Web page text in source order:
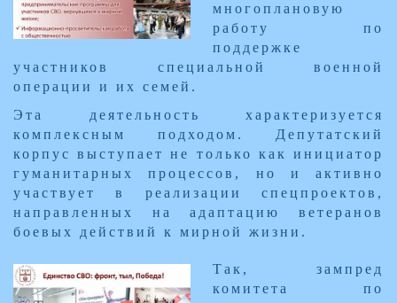
многоплановую
работу по
поддержке
участников специальной военной
операции и их семей.
Эта деятельность характеризуется
комплексным подходом. Депутатский
корпус выступает не только как инициатор
гуманитарных процессов, но и активно
участвует в реализации спецпроектов,
направленных на адаптацию ветеранов
боевых действий к мирной жизни.
Так, зампред
комитета по